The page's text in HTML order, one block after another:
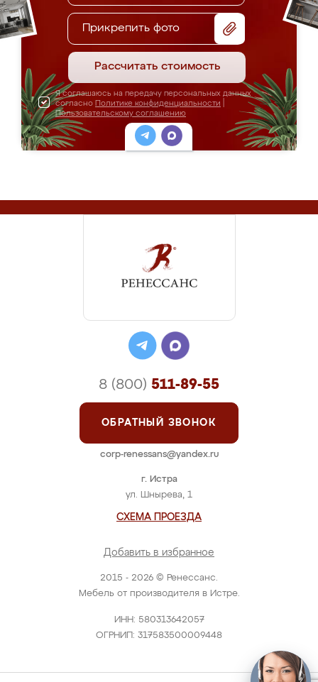
Прикрепить фото
Рассчитать стоимость
Я соглашаюсь на передачу персональных данных
согласно Политике конфиденциальности
Пользовательскому соглашению
2015 - 2026 © Ренессанс.
Мебель от производителя в Истре.
ИНН: 580313642057
ОГРНИП: 317583500009448
г. Истра
ул. Шнырева, 1
СХЕМА ПРОЕЗДА
Добавить в избранное
8 (800) 511-89-55
ОБРАТНЫЙ ЗВОНОК
corp-renessans@yandex.ru